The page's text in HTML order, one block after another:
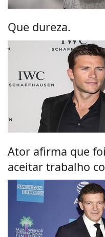
Que dureza.
Ator afirma que
aceitar trabalho